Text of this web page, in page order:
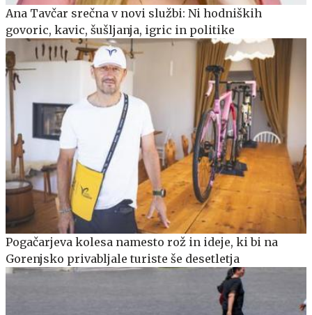
Ana Tavčar srečna v novi službi: Ni hodniških
govoric, kavic, šušljanja, igric in politike
Pogačarjeva kolesa namesto rož in ideje, ki bi na
Gorenjsko privabljale turiste še desetletja